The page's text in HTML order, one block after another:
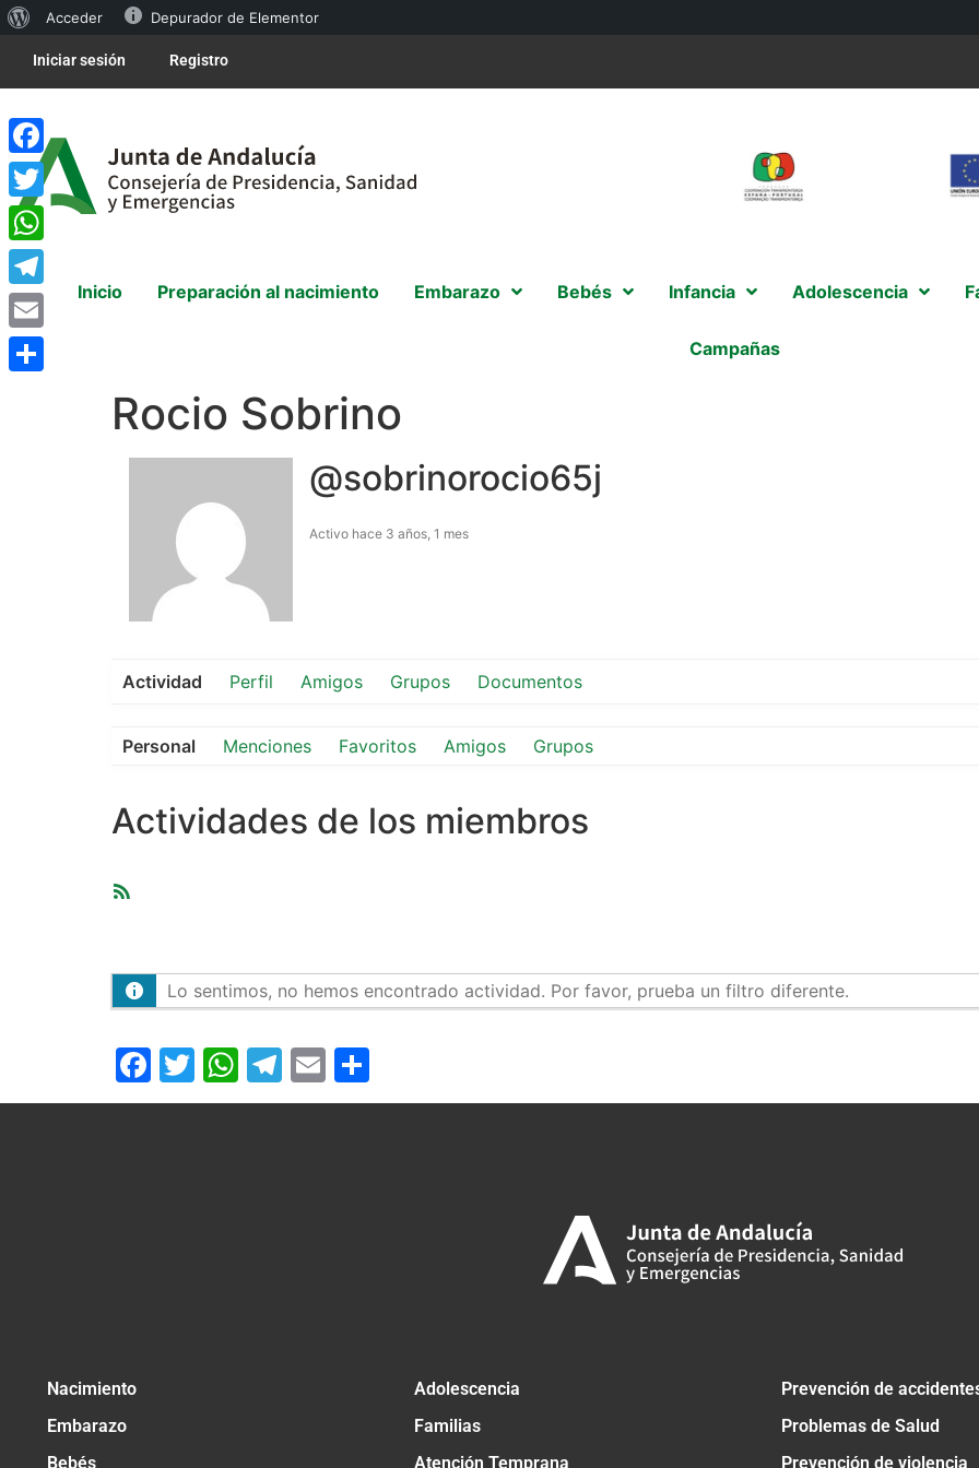
Acceder Depurador de Elementor
Iniciar sesión Registro
Inicio Preparación al nacimiento Embarazo Bebés Infancia Adolescencia
Campañas
Rocio Sobrino
@sobrinorocio65j
Activo hace 3 años, 1 mes
Actividad Perfil Amigos Grupos Documentos
Personal Menciones Favoritos Amigos Grupos
Actividades de los miembros
Lo sentimos, no hemos encontrado actividad. Por favor, prueba un filtro diferente.
Facebook
Twitter
WhatsApp
Telegram
Email
Nacimiento
Embarazo
Bebés
Adolescencia
Familias
Atención Temprana
Prevención de
Problemas de Salud
Prevención de violencia
Facebook
Twitter
WhatsApp
Telegram
Email